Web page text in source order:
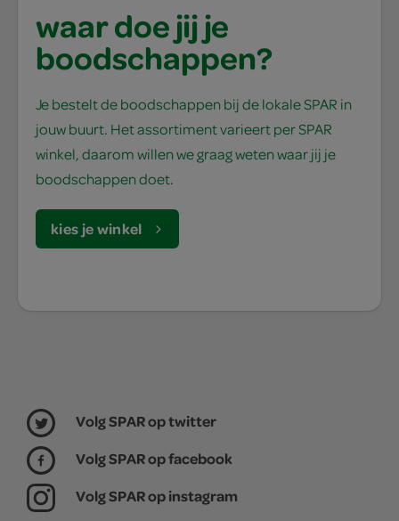
waar doe jij je
boodschappen?
Je bestelt de boodschappen bij de lokale SPAR in
jouw buurt. Het assortiment varieert per SPAR
winkel, daarom willen we graag weten waar jij je
boodschappen doet.
kies je winkel
Volg SPAR op twitter
Volg SPAR op facebook
Volg SPAR op instagram